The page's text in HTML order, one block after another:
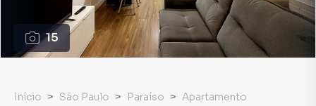
15
Início São Paulo Paraíso
Apartamento